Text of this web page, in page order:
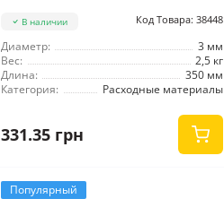
В наличии Код Товара: 38448
Диаметр:
3 мм
Вес:
2,5 кг
Длина:
350 мм
Категория:
Расходные материалы
331.35 грн
Популярный